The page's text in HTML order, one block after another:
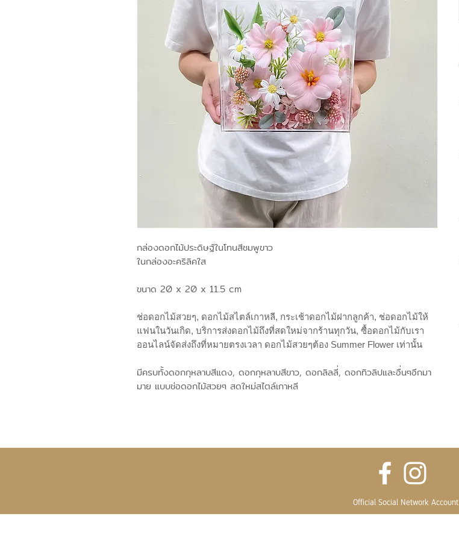
กล่องดอกไม้ประดิษฐ์ในโทนสีชมพูขาว
ในกล่องอะคริลิคใส
ขนาด 20 x 20 x 11.5 cm
ช่อดอกไม้สวยๆ, ดอกไม้สไตล์เกาหลี, กระเช้าดอกไม้ฝากลูกค้า, ช่อดอกไม้ให้
แฟนในวันเกิด, บริการส่งดอกไม้ถึงที่สดใหม่จากร้านทุกวัน, ซื้อดอกไม้กับเรา
ออนไลน์จัดส่งถึงที่หมายตรงเวลา ดอกไม้สวยๆต้อง Summer Flower เท่านั้น
มีครบทั้งดอกกุหลาบสีแดง, ดอกกุหลาบสีขาว, ดอกลิลลี่, ดอกทิวลิปและอื่นๆอีกมา
มาย แบบช่อดอกไม้สวยๆ สดใหม่สไตล์เกาหลี
Official Social Network Account